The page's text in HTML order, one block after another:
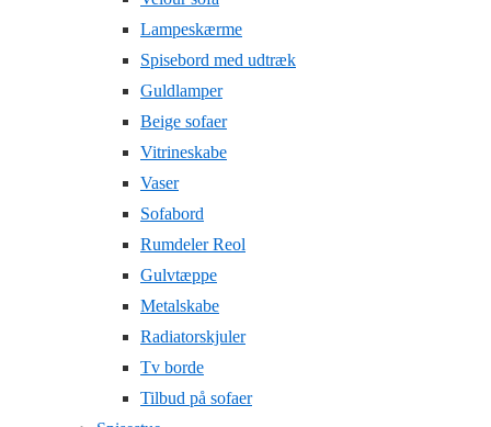
Lampeskærme
Spisebord med udtræk
Guldlamper
Beige sofaer
Vitrineskabe
Vaser
Sofabord
Rumdeler Reol
Gulvtæppe
Metalskabe
Radiatorskjuler
Tv borde
Tilbud på sofaer